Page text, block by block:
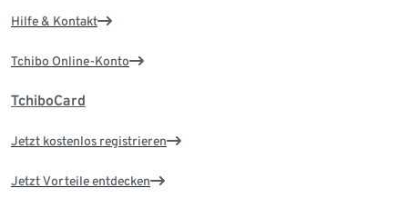
Hilfe & Kontakt
Tchibo Online-Konto
TchiboCard
Jetzt kostenlos registrieren
Jetzt Vorteile entdecken